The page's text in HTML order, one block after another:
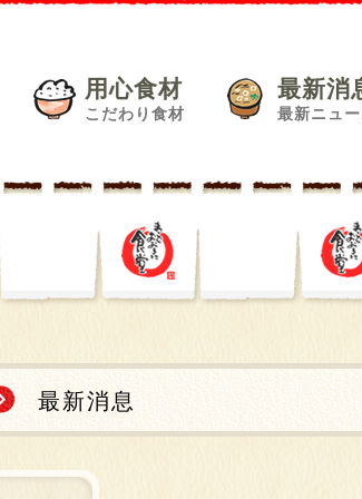
用心食材
こだわり食材
最新消
最新ニュー
最新消息